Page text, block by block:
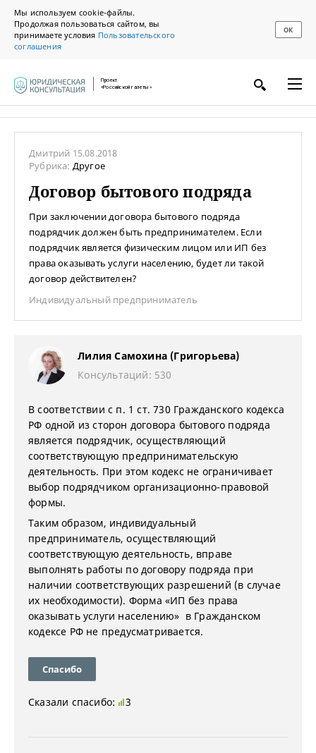
Мы используем cookie-файлы.
Продолжая пользоваться сайтом, вы
принимаете условия Пользовательского
соглашения
ОК
Проект
«Российской газеты»
Дмитрий 15.08.2018
Рубрика: Другое
Договор бытового подряда
При заключении договора бытового подряда
подрядчик должен быть предпринимателем. Если
подрядчик является физическим лицом или ИП без
права оказывать услуги населению, будет ли такой
договор действителен?
Индивидуальный предприниматель
Лилия Самохина (Григорьева)
Консультаций: 530
В соответствии с п. 1 ст. 730 Гражданского кодекса
РФ одной из сторон договора бытового подряда
является подрядчик, осуществляющий
соответствующую предпринимательскую
деятельность. При этом кодекс не ограничивает
выбор подрядчиком организационно-правовой
формы.
Таким образом, индивидуальный
предприниматель, осуществляющий
соответствующую деятельность, вправе
выполнять работы по договору подряда при
наличии соответствующих разрешений (в случае
их необходимости). Форма «ИП без права
оказывать услуги населению» в Гражданском
кодексе РФ не предусматривается.
Спасибо
Сказали спасибо: 3